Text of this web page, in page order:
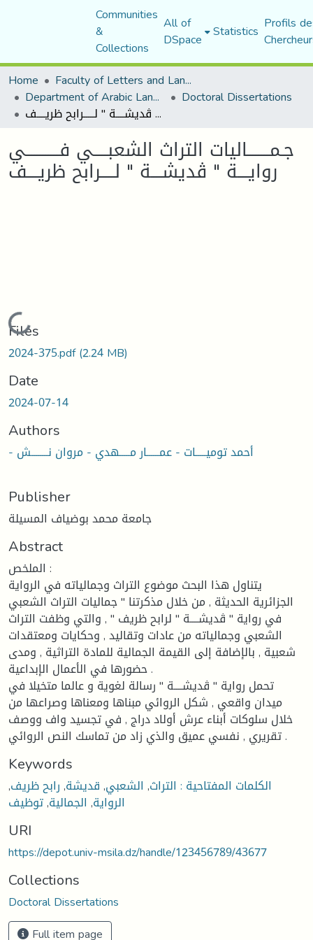
Communities
&
Collections
All of
DSpace Statistics Profils
Home
Faculty of Letters and Languages
Department of Arabic Language and Literature Doctoral Dissertations
جـمــــــــاليات التراث الشعبـــــي فــــــــــــي روايــــة " ڤديشــــة " لـــــرابح ظريــــف
جـمــــــــاليات التراث الشعبـــــي فــــــــــــي
روايــــة " ڤديشــــة " لـــــرابح ظريــــف
Loading...
Files
2024-375.pdf(2.24 MB)
Date
2024-07-14
Authors
- أحمد توميـــــات - عمــــــار مـــــهدي - مروان نــــــــش
Publisher
جامعة محمد بوضياف المسيلة
Abstract
الملخص :
يتناول هذا البحث موضوع التراث وجمالياته في الرواية
الجزائرية الحديثة , من خلال مذكرتنا " جماليات التراث الشعبي
في رواية " ڤديشــــة " لرابح ظريف " , والتي وظفت التراث
الشعبي وجمالياته من عادات وتقاليد , وحكايات ومعتقدات
شعبية , بالإضافة إلى القيمة الجمالية للمادة التراثية , ومدى
حضورها في الأعمال الإبداعية .
تحمل رواية " ڤديشــــة " رسالة لغوية و عالما متخيلا في
ميدان واقعي , شكل الروائي مبناها ومعناها وصراعها من
خلال سلوكات أبناء عرش أولاد دراج , في تجسيد واف ووصف
تقريري , نفسي عميق والذي زاد من تماسك النص الروائي .
Keywords
الكلمات المفتاحية : التراث, الشعبي,قديشة,رابح ظريف,
الرواية, الجمالية,توظيف
URI
https://depot.univ-msila.dz/handle/123456789/43677
Collections
Doctoral Dissertations
Full item page